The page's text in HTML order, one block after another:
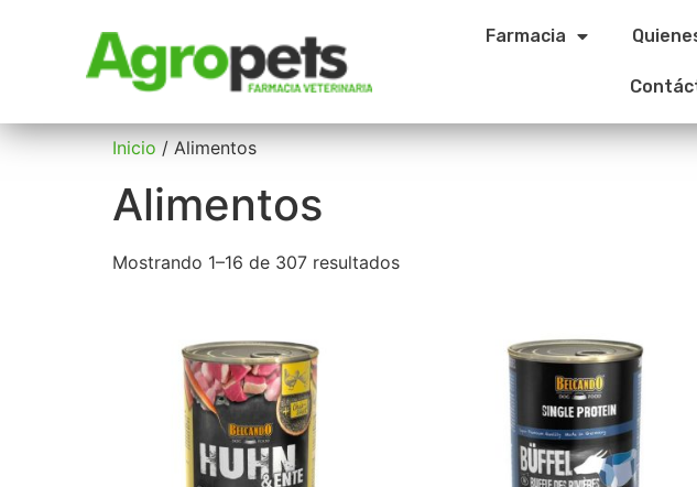
Farmacia
Inicio / Alimentos
Alimentos
Mostrando 1–16 de 307 resultados